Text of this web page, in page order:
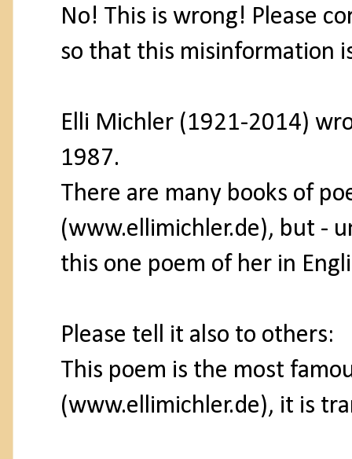
No! This is wrong! Please
so that this misinformation
Elli Michler (1921-2014)
1987.
There are many books of
(www.ellimichler.de), but -
this one poem of her in
Please tell it also to others:
This poem is the most
(www.ellimichler.de), it is